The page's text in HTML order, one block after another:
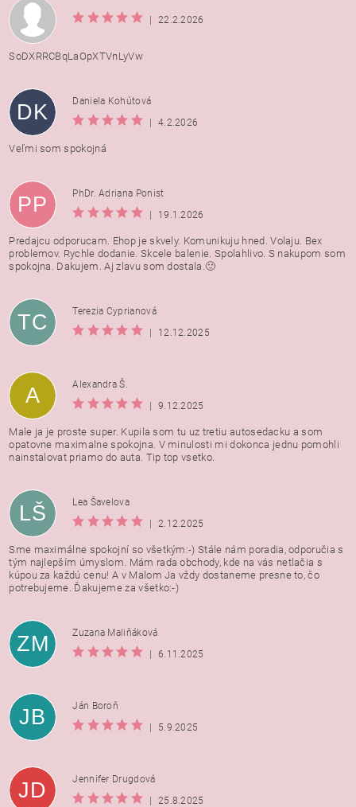
| 22.2.2026
SoDXRRCBqLaOpXTVnLyVw
DK
Daniela Kohútová
|
4.2.2026
Veľmi som spokojná
PP
PhDr. Adriana Ponist
|
19.1.2026
Predajcu odporucam. Ehop je skvely. Komunikuju hned. Volaju. Bex
problemov. Rychle dodanie. Skcele balenie. Spolahlivo. S nakupom som
spokojna. Dakujem. Aj zlavu som dostala.🙂
TC
Terezia Cyprianová
|
12.12.2025
A
Alexandra Š.
|
9.12.2025
Male ja je proste super. Kupila som tu uz tretiu autosedacku a som
opatovne maximalne spokojna. V minulosti mi dokonca jednu pomohli
nainstalovat priamo do auta. Tip top vsetko.
LŠ
Lea Šavelova
|
2.12.2025
Sme maximálne spokojní so všetkým:-) Stále nám poradia, odporučia s
tým najlepším úmyslom. Mám rada obchody, kde na vás netlačia s
kúpou za každú cenu! A v Malom Ja vždy dostaneme presne to, čo
potrebujeme. Ďakujeme za všetko:-)
ZM
Zuzana Maliňáková
|
6.11.2025
JB
Ján Boroň
|
5.9.2025
JD
Jennifer Drugdová
|
25.8.2025